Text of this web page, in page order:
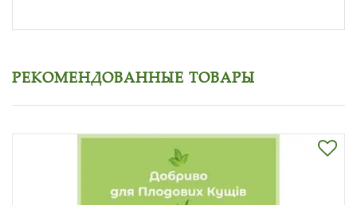
РЕКОМЕНДОВАННЫЕ ТОВАРЫ